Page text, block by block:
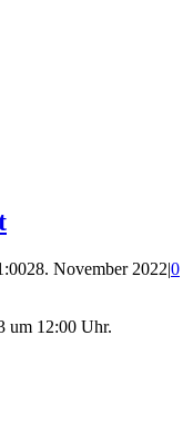
28. November 2022|0
um 12:00 Uhr.